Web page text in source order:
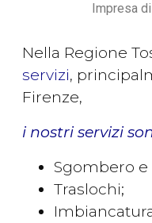
Impresa
Nella Regione
servizi,
Firenze,
i nostri servizi
Sgombero
Traslochi;